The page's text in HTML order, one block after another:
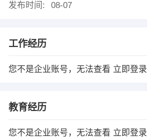
发布时间:
08-07
工作经历
您不是企业账号，无法查看 立即登录
教育经历
您不是企业账号，无法查看 立即登录